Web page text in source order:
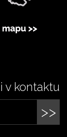
v kontaktu
>>